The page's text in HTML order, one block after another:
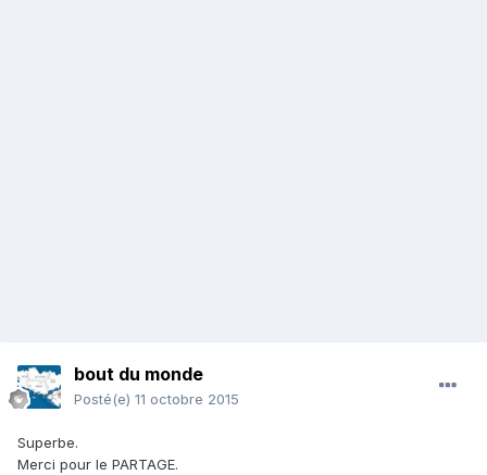
bout du monde
Posté(e) 11 octobre 2015
Superbe.
Merci pour le PARTAGE.